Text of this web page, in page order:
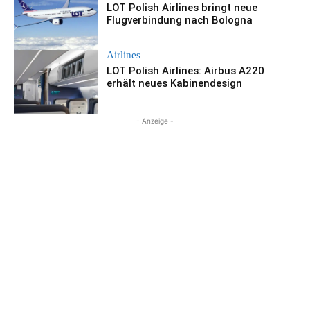
LOT Polish Airlines bringt neue
Flugverbindung nach Bologna
Airlines
LOT Polish Airlines: Airbus A220
erhält neues Kabinendesign
- Anzeige -